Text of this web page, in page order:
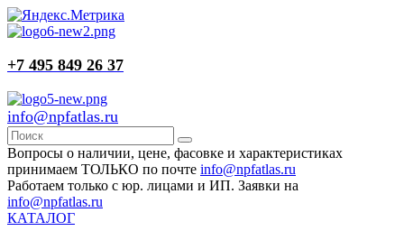
+7 495 849 26 37
info@npfatlas.ru
Вопросы о наличии, цене, фасовке и характеристиках
принимаем ТОЛЬКО по почте info@npfatlas.ru
Работаем только с юр. лицами и ИП. Заявки на
info@npfatlas.ru
КАТАЛОГ